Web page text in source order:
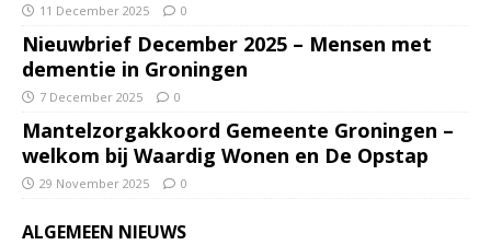
11 December 2025 0
Nieuwbrief December 2025 – Mensen met
dementie in Groningen
7 December 2025 0
Mantelzorgakkoord Gemeente Groningen –
welkom bij Waardig Wonen en De Opstap
29 November 2025 0
ALGEMEEN NIEUWS